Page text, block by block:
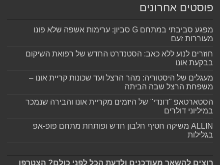
פוסטים אחרונים
מפגע סביבתי במתחם G סביון: ערימות אשפה שלא פונו
מעוררות זעם
חוזרים לנוע ללא כאב: הסטנדרט החדש של רפואת השיקום
בבקעת אונו
מעגלים של היסטוריה: מהר הרצל ועד שכונות קריית אונו –
משפחת הרצל שבה הביתה
הסטארטאפ "דונדי" של היזמים מקריית אונו והבירה שנמכר
במיליוני דולרים
ALLIN משיקה חטיף חלבון חדש ופותחת מתחם פופ-אפ
בגלילות
רוצים להשאר מעודכנים ולדעת הכל לפני כולם? הצטרפו